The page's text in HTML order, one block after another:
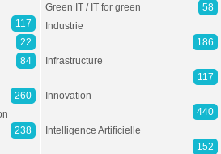
117
22
84
260
238
Green IT / IT for green
58
Industrie
186
Infrastructure
117
Innovation
440
Intelligence Artificielle
152